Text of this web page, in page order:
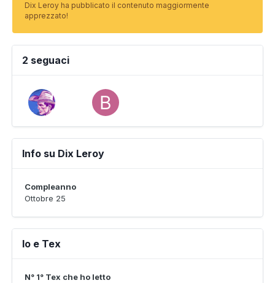
Dix Leroy ha pubblicato il contenuto maggiormente
apprezzato!
2 seguaci
Info su Dix Leroy
Compleanno
Ottobre 25
Io e Tex
N° 1° Tex che ho letto